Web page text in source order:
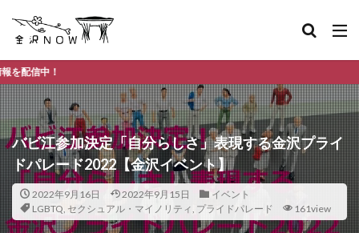
バビ江参加決定「自分らしさ」表現する金沢プライ
ドパレード2022【金沢イベント】
2022年9月16日 2022年9月15日
イベント
LGBTQ, セクシュアル・マイノリティ, プライドパレード 161view